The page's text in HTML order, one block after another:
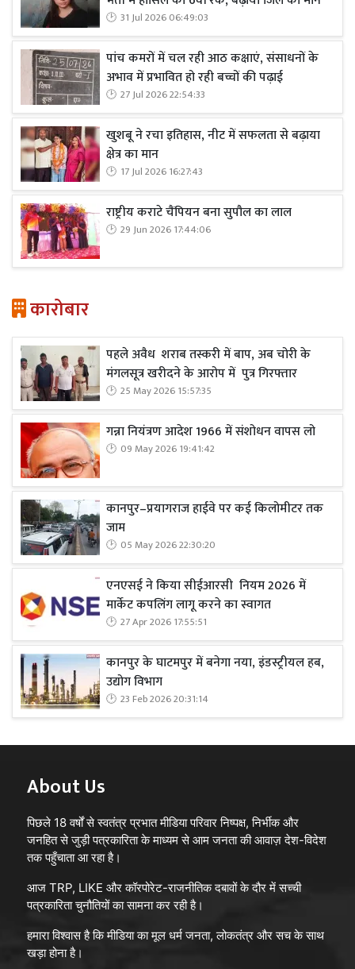
31 Jul 2026 06:49:03
पांच कमरों में चल रही आठ कक्षाएं, संसाधनों के
अभाव में प्रभावित हो रही बच्चों की पढ़ाई
27 Jul 2026 22:54:33
खुशबू ने रचा इतिहास, नीट में सफलता से बढ़ाया
क्षेत्र का मान
17 Jul 2026 16:27:43
राष्ट्रीय कराटे चैंपियन बना सुपौल का लाल
29 Jun 2026 17:44:06
कारोबार
पहले अवैध शराब तस्करी में बाप, अब चोरी के
मंगलसूत्र खरीदने के आरोप में पुत्र गिरफ्तार
25 May 2026 15:57:35
गन्ना नियंत्रण आदेश 1966 में संशोधन वापस लो
09 May 2026 19:41:42
कानपुर–प्रयागराज हाईवे पर कई किलोमीटर तक
जाम
05 May 2026 22:30:20
एनएसई ने किया सीईआरसी नियम 2026 में
मार्केट कपलिंग लागू करने का स्वागत
27 Apr 2026 17:55:51
कानपुर के घाटमपुर में बनेगा नया, इंडस्ट्रीयल हब,
उद्योग विभाग
23 Feb 2026 20:31:14
About Us
पिछले 18 वर्षों से स्वतंत्र प्रभात मीडिया परिवार निष्पक्ष, निर्भीक और
जनहित से जुड़ी पत्रकारिता के माध्यम से आम जनता की आवाज़ देश-विदेश
तक पहुँचाता आ रहा है।
आज TRP, LIKE और कॉरपोरेट-राजनीतिक दबावों के दौर में सच्ची
पत्रकारिता चुनौतियों का सामना कर रही है।
हमारा विश्वास है कि मीडिया का मूल धर्म जनता, लोकतंत्र और सच के साथ
खड़ा होना है।